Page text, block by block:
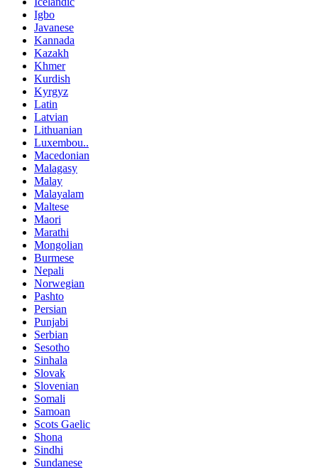
Igbo
Javanese
Kannada
Kazakh
Khmer
Kurdish
Kyrgyz
Latin
Latvian
Lithuanian
Luxembou..
Macedonian
Malagasy
Malay
Malayalam
Maltese
Maori
Marathi
Mongolian
Burmese
Nepali
Norwegian
Pashto
Persian
Punjabi
Serbian
Sesotho
Sinhala
Slovak
Slovenian
Somali
Samoan
Scots Gaelic
Shona
Sindhi
Sundanese